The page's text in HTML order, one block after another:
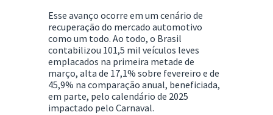
Esse avanço ocorre em um cenário de
recuperação do mercado automotivo
como um todo. Ao todo, o Brasil
contabilizou 101,5 mil veículos leves
emplacados na primeira metade de
março, alta de 17,1% sobre fevereiro e de
45,9% na comparação anual, beneficiada,
em parte, pelo calendário de 2025
impactado pelo Carnaval.